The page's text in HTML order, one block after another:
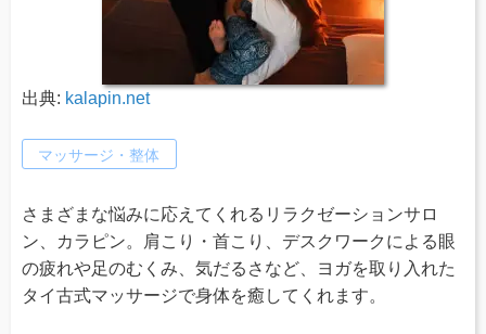
出典: kalapin.net
マッサージ・整体
さまざまな悩みに応えてくれるリラクゼーションサロ
ン、カラピン。肩こり・首こり、デスクワークによる眼
の疲れや足のむくみ、気だるさなど、ヨガを取り入れた
タイ古式マッサージで身体を癒してくれます。